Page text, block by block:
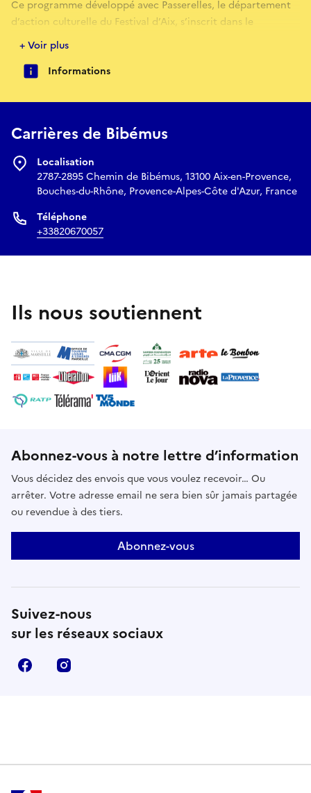
Ce programme développé avec Passerelles, le département
d’action culturelle du Festival d’Aix, s’inscrit dans le
programme de formation de l’OJM.
Réserver
E-mail
billetterie@festival-aix.com
Réserver
+ Voir plus
Informations
Carrières de Bibémus
Localisation
2787-2895 Chemin de Bibémus, 13100 Aix-en-Provence,
Bouches-du-Rhône, Provence-Alpes-Côte d'Azur, France
Téléphone
+33820670057
Ils nous soutiennent
Abonnez-vous à notre lettre d’information
Vous décidez des envois que vous voulez recevoir… Ou
arrêter. Votre adresse email ne sera bien sûr jamais partagée
ou revendue à des tiers.
Abonnez-vous
Suivez-nous
sur les réseaux sociaux
Facebook